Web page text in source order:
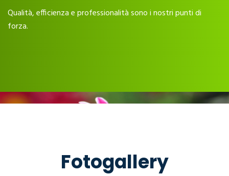
Qualità, efficienza e professionalità sono i nostri punti di
forza.
Fotogallery